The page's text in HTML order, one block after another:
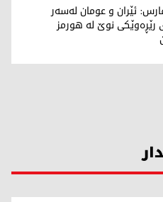
ئێران و عومان لەسەر
رێڕەوێکی نوێ لە هورمز